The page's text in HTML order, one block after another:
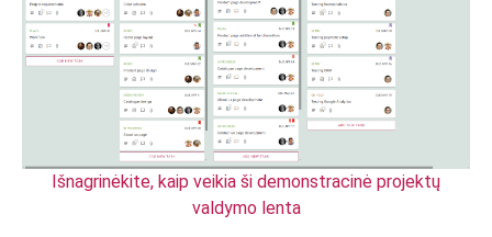
Išnagrinėkite, kaip veikia ši demonstracinė projektų
valdymo lenta